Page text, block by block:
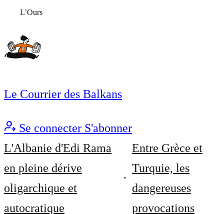
L’Ours
Le Courrier des Balkans
Se connecter S'abonner
L'Albanie d'Edi Rama
en pleine dérive
oligarchique et
autocratique
Entre Grèce et
Turquie, les
dangereuses
provocations